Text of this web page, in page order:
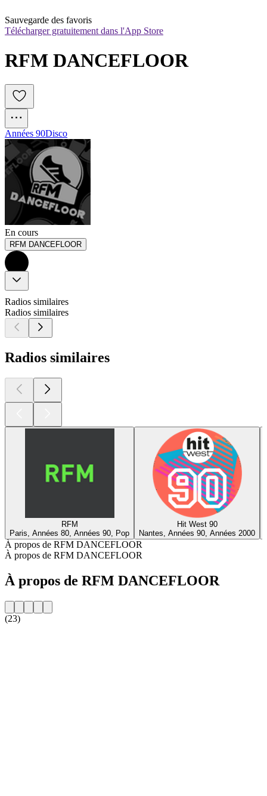
Sauvegarde des favoris
Télécharger gratuitement dans l'App Store
RFM DANCEFLOOR
Années 90Disco
En cours
RFM DANCEFLOOR
Radios similaires
Radios similaires
Radios similaires
RFM
Paris, Années 80, Années 90, Pop
Hit West 90
Nantes, Années 90, Années 2000
À propos de RFM DANCEFLOOR
À propos de RFM DANCEFLOOR
À propos de RFM DANCEFLOOR
(23)